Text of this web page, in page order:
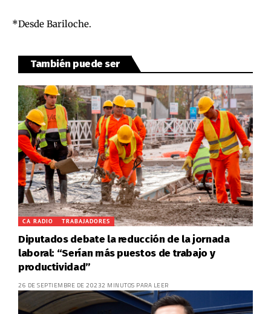
*Desde Bariloche.
También puede ser
CA RADIO TRABAJADORES
Diputados debate la reducción de la jornada
laboral: “Serían más puestos de trabajo y
productividad”
26 DE SEPTIEMBRE DE 20232 MINUTOS PARA LEER